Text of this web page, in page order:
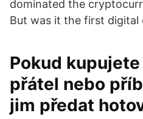
dominated the
But was it the first digital
Pokud
přátel nebo
jim předat